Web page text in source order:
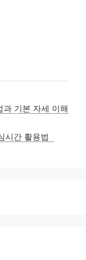
과 기본 자세 이해
시간 활용법